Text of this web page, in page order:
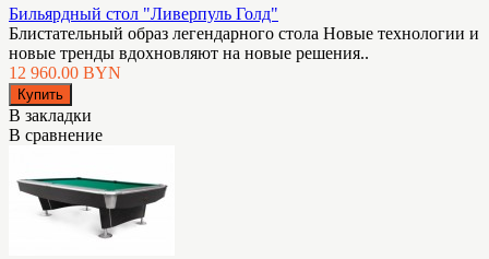
Бильярдный стол "Ливерпуль Голд"
Блистательный образ легендарного стола Новые технологии и
новые тренды вдохновляют на новые решения..
12 960.00 BYN
В закладки
В сравнение